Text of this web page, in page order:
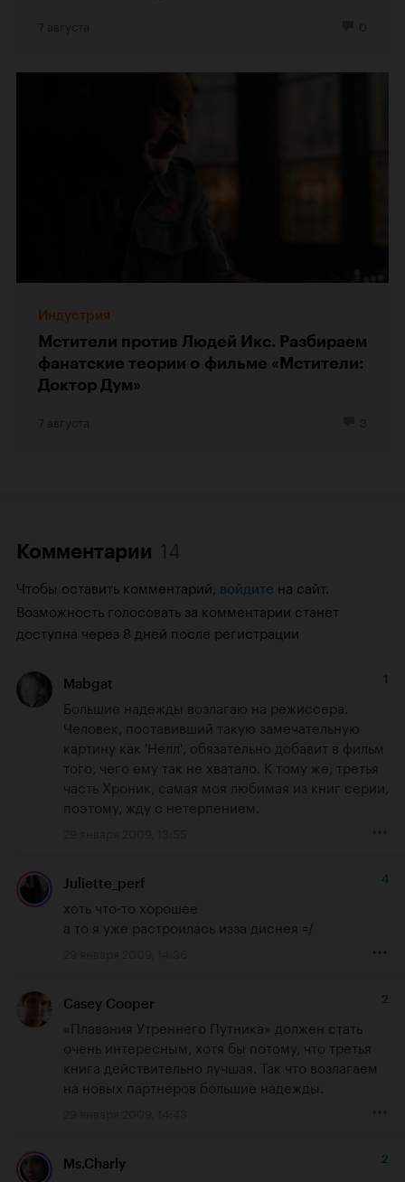
Индустрия
Мстители против Людей Икс. Разбираем
фанатские теории о фильме «Мстители:
Доктор Дум»
Комментарии
Чтобы оставить комментарий, войдите на сайт.
Возможность голосовать за комментарии станет
доступна через 8 дней после регистрации
Mabgat 1
Большие надежды возлагаю на режиссера.
Человек, поставивший такую замечательную
картину как 'Нелл', обязательно добавит в фильм
того, чего ему так не хватало. К тому же, третья
часть Хроник, самая моя любимая из книг серии,
поэтому, жду с нетерпением.
Juliette_perf 4
хоть что-то хорошее
а то я уже растроилась изза диснея =/
Casey Cooper 2
«Плавания Утреннего Путника» должен стать
очень интересным, хотя бы потому, что третья
книга действительно лучшая. Так что возлагаем
на новых партнеров большие надежды.
Ms.Charly 2